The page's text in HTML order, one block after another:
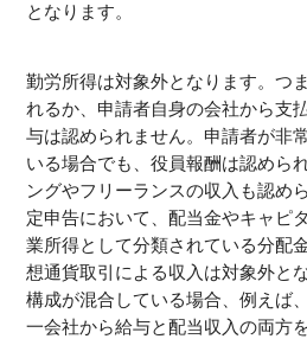
となります。
勤労所得は対象外となります。つ
れるか、申請者自身の会社から支
与は認められません。申請者が非
いる場合でも、役員報酬は認めら
ングやフリーランスの収入も認め
定申告において、配当金やキャピ
業所得として分類されている分配
想通貨取引による収入は対象外と
構成が混合している場合、例えば
一会社から給与と配当収入の両方